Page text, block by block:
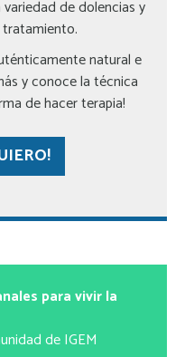
de dolencias y
natural e
y conoce la técnica
de hacer terapia!
para vivir la
de IGEM